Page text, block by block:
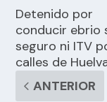
Detenido por
conducir ebrio
seguro ni ITV
calles de
ANTERIOR